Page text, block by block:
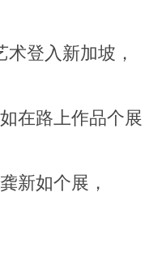
登入新加坡，
在路上作品个展
新如个展，